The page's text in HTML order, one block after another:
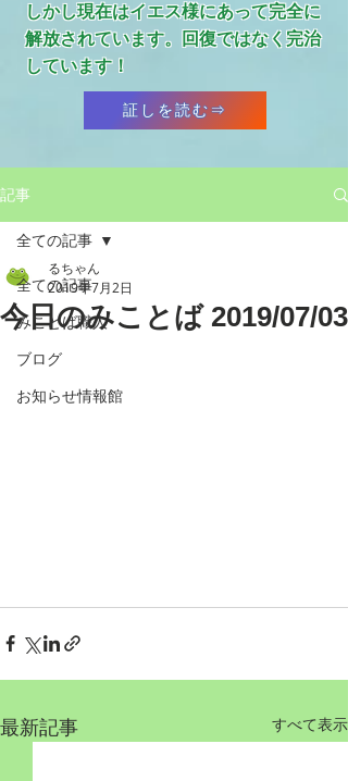
​しかし現在はイエス様にあって完全に
解放されています。回復ではなく完治
しています！
証しを読む⇒
記事
全ての記事
みことば職人
ブログ
お知らせ情報館
全ての記事
今日のみことば 2019/07/03
るちゃん
2019年7月2日
最新記事 すべて表示